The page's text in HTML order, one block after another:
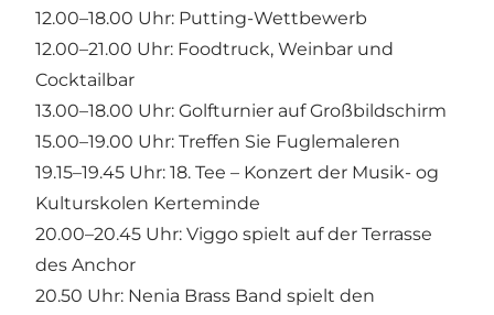
12.00–18.00 Uhr: Putting-Wettbewerb
12.00–21.00 Uhr: Foodtruck, Weinbar und
Cocktailbar
13.00–18.00 Uhr: Golfturnier auf Großbildschirm
15.00–19.00 Uhr: Treffen Sie Fuglemaleren
19.15–19.45 Uhr: 18. Tee – Konzert der Musik- og
Kulturskolen Kerteminde
20.00–20.45 Uhr: Viggo spielt auf der Terrasse
des Anchor
20.50 Uhr: Nenia Brass Band spielt den